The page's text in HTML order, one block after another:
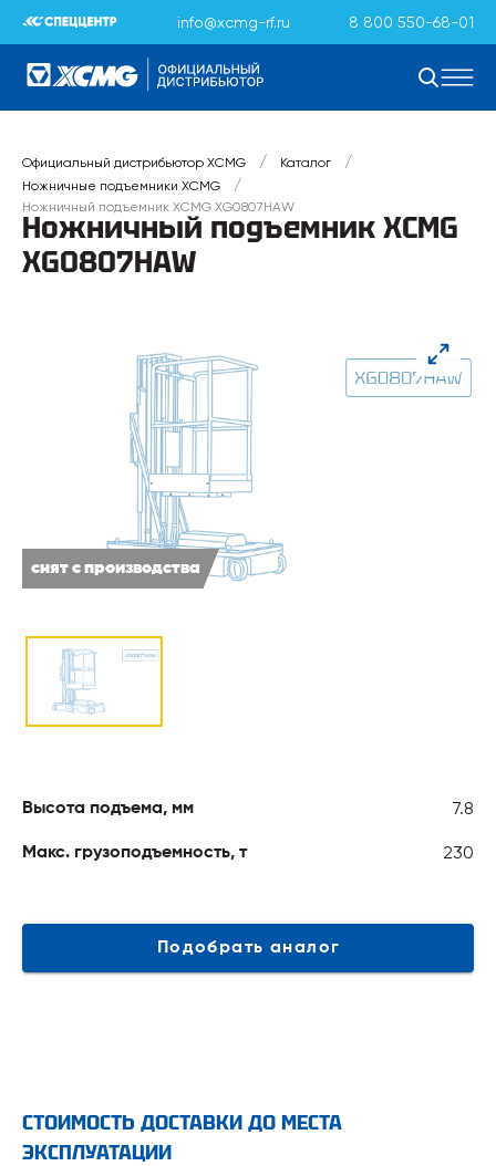
info@xcmg-rf.ru 8 800 550-68-01
Официальный дистрибьютор XCMG / Каталог /
Ножничные подъемники XCMG /
Ножничный подъемник XCMG XG0807HAW
Ножничный подъемник XCMG
XG0807HAW
снят с производства
Высота подъема, мм 7.8
Макс. грузоподъемность, т 230
Подобрать аналог
СТОИМОСТЬ ДОСТАВКИ ДО МЕСТА
ЭКСПЛУАТАЦИИ